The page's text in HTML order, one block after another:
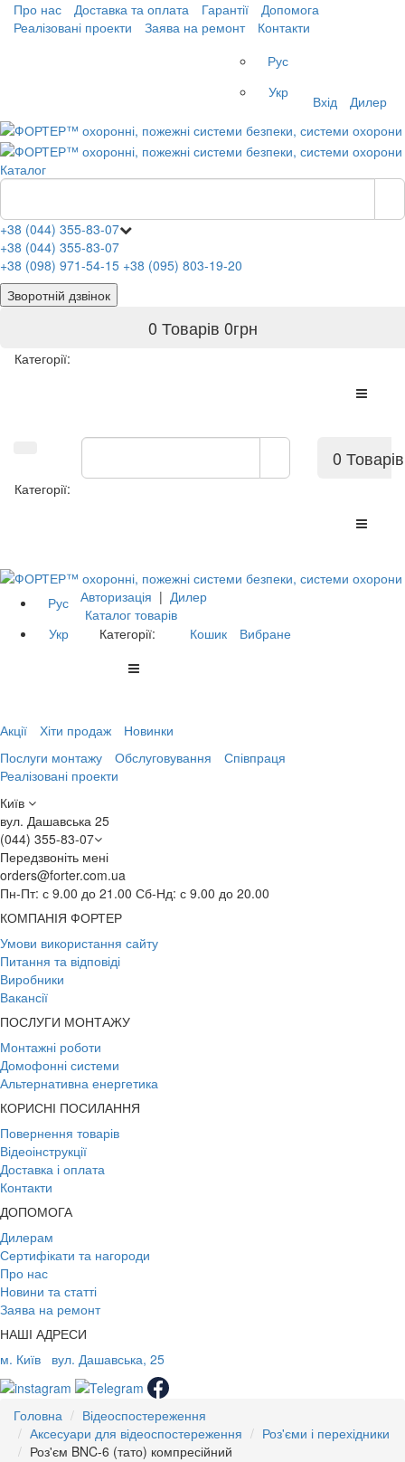
Про нас Доставка та оплата Гарантії
Допомога
Реалізовані проекти
Заява на ремонт
Контакти
Рус
Укр
Вхід Дилер
Каталог
+38 (044) 355-83-07
+38 (044) 355-83-07
+38 (098) 971-54-15 +38 (095) 803-19-20
Зворотній дзвінок
0 Товарів 0грн
Категорії:
0 Товарів
Категорії:
Рус
Укр
Авторизація | Дилер
Каталог товарів
Категорії:
Кошик Вибране
Акції Хіти продаж
Новинки
Послуги монтажу
Обслуговування
Співпраця
Реалізовані проекти
Київ
вул. Дашавська 25
(044) 355-83-07
Передзвоніть мені
orders@forter.com.ua
Пн-Пт: с 9.00 до 21.00 Сб-Нд: с 9.00 до 20.00
КОМПАНІЯ ФОРТЕР
Умови використання сайту
Питання та відповіді
Виробники
Вакансії
ПОСЛУГИ МОНТАЖУ
Монтажні роботи
Домофонні системи
Альтернативна енергетика
КОРИСНІ ПОСИЛАННЯ
Повернення товарів
Відеоінструкції
Доставка і оплата
Контакти
ДОПОМОГА
Дилерам
Сертифікати та нагороди
Про нас
Новини та статті
Заява на ремонт
НАШІ АДРЕСИ
м. Київ
вул. Дашавська, 25
Головна
Відеоспостереження
Аксесуари для відеоспостереження
Роз'єми і перехідники
Роз'єм BNC-6 (тато) компресійний